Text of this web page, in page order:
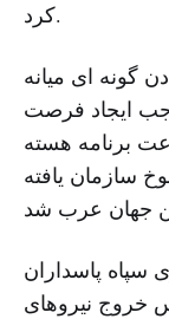
کرد.
گونه ای میانه
ایجاد فرصت
برنامه هسته
سازمان یافته
سپاه پاسداران
خروج نیروهای